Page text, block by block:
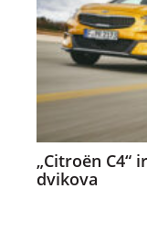
„Citroën C4“
dvikova